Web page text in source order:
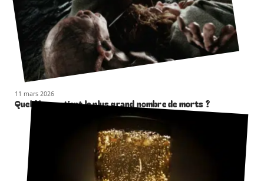
11 mars 2026
Quel film contient le plus grand nombre de morts ?